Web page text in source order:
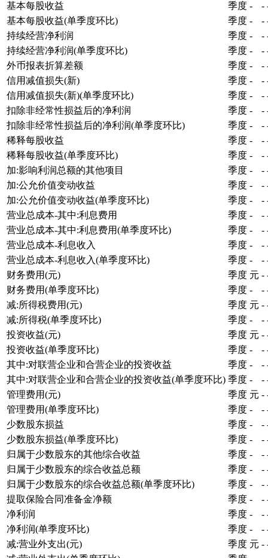
基本每股收益 季度 - -
基本每股收益(单季度环比)
季度 - -
持续经营净利润
季度 - -
持续经营净利润(单季度环比)
季度 - -
外币报表折算差额
季度 - -
信用减值损失(新)
季度 - -
信用减值损失(新)(单季度环比)
季度 - -
扣除非经常性损益后的净利润
季度 - -
扣除非经常性损益后的净利润(单季度环比)
季度 - -
稀释每股收益
季度 - -
稀释每股收益(单季度环比)
季度 - -
加:影响利润总额的其他项目
季度 - -
加:公允价值变动收益
季度 - -
加:公允价值变动收益(单季度环比)
季度 - -
营业总成本-其中:利息费用
季度 - -
营业总成本-其中:利息费用(单季度环比)
季度 - -
营业总成本-利息收入
季度 - -
营业总成本-利息收入(单季度环比)
季度 - -
财务费用(元)
季度 元 -
财务费用(单季度环比)
季度 - -
减:所得税费用(元)
季度 元 -
减:所得税(单季度环比)
季度 - -
投资收益(元)
季度 元 -
投资收益(单季度环比)
季度 - -
其中:对联营企业和合营企业的投资收益
季度 - -
其中:对联营企业和合营企业的投资收益(单季度环比) 季度 - -
管理费用(元)
季度 元 -
管理费用(单季度环比)
季度 - -
少数股东损益
季度 - -
少数股东损益(单季度环比)
季度 - -
归属于少数股东的其他综合收益
季度 - -
归属于少数股东的综合收益总额
季度 - -
归属于少数股东的综合收益总额(单季度环比)
季度 - -
提取保险合同准备金净额
季度 - -
净利润
季度 - -
净利润(单季度环比)
季度 - -
减:营业外支出(元)
季度 元 -